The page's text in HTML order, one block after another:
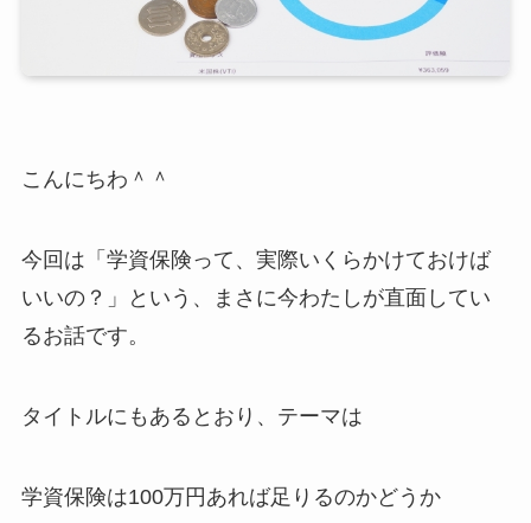
こんにちわ＾＾
今回は「学資保険って、実際いくらかけておけば
いいの？」という、まさに今わたしが直面してい
るお話です。
タイトルにもあるとおり、テーマは
学資保険は100万円あれば足りるのかどうか